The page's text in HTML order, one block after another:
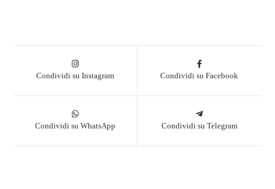
Condividi su Instagram Condividi su Facebook
Condividi su WhatsApp Condividi su Telegram